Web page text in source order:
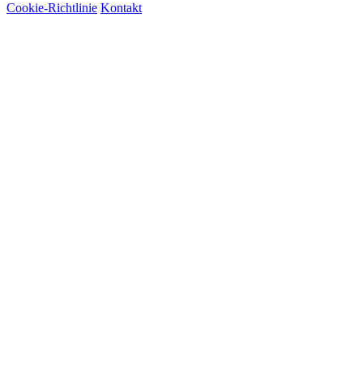
Cookie-Richtlinie Kontakt